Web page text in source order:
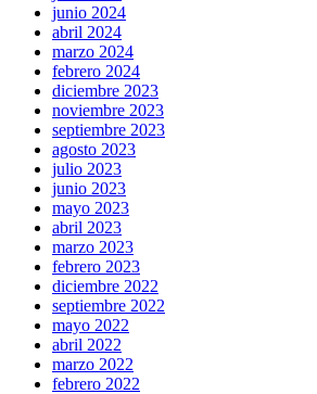
junio 2024
abril 2024
marzo 2024
febrero 2024
diciembre 2023
noviembre 2023
septiembre 2023
agosto 2023
julio 2023
junio 2023
mayo 2023
abril 2023
marzo 2023
febrero 2023
diciembre 2022
septiembre 2022
mayo 2022
abril 2022
marzo 2022
febrero 2022